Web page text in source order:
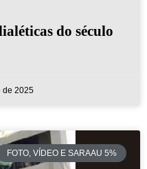
do século
de 2025
FOTO, VÍDEO E SARAAU 5%